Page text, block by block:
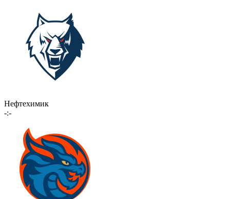
Нефтехимик
-:-